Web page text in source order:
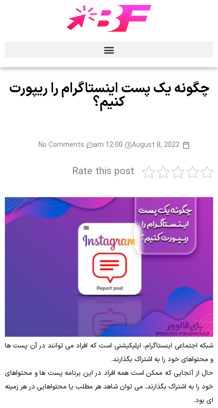
چگونه یک پست اینستاگرام را ریپورت
کنیم؟
August 8, 2022
12:00 am
No Comments
Rate this post
شبکه اجتماعی اینستاگرام، اپلیکیشنی است که افراد می توانند در آن پست ها
و محتواهای خود را به اشتراک بگذارند.
حال از آنجایی‌ که ممکن است همه افراد در این برنامه پست‌ ها و محتواهای
خود را به اشتراک بگذارند، می‌ توان شاهد هر مطلب یا محتواهایی در هر زمینه‌
ای بود.